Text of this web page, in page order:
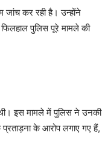
जांच कर रही है। उन्होंने
फिलहाल पुलिस पूरे मामले की
थी। इस मामले में पुलिस ने उनकी
प्रताड़ना के आरोप लगाए गए हैं,